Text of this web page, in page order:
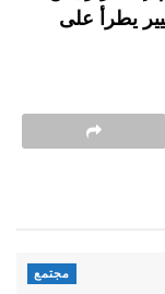
يطرأ على
مجتمع